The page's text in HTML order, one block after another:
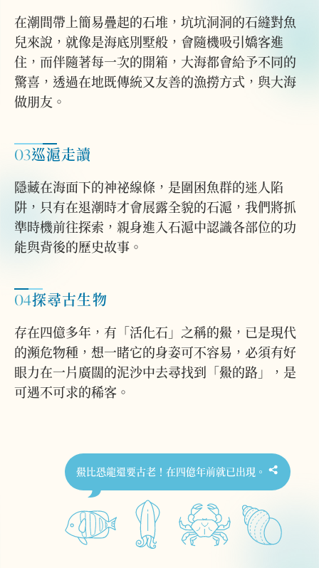
在潮間帶上簡易疊起的石堆，坑坑洞洞的石縫對魚
兒來說，就像是海底別墅般，會隨機吸引嬌客進
住，而伴隨著每一次的開箱，大海都會給予不同的
驚喜，透過在地既傳統又友善的漁撈方式，與大海
做朋友。
03巡滬走讀
隱藏在海面下的神祕線條，是圍困魚群的迷人陷
阱，只有在退潮時才會展露全貌的石滬，我們將抓
準時機前往探索，親身進入石滬中認識各部位的功
能與背後的歷史故事。
04探尋古生物
存在四億多年，有「活化石」之稱的鱟，已是現代
的瀕危物種，想一睹它的身姿可不容易，必須有好
眼力在一片廣闊的泥沙中去尋找到「鱟的路」，是
可遇不可求的稀客。
鱟比恐龍還要古老！在四億年前就已出現。